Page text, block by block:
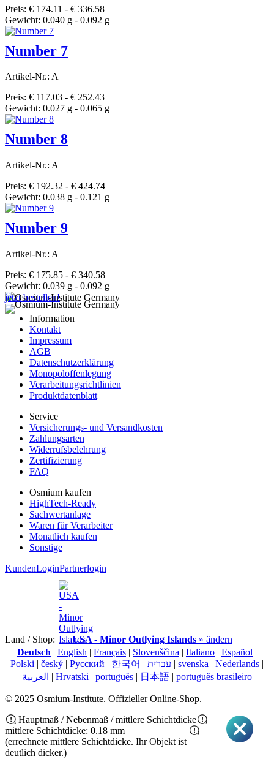
Preis: € 174.11 - € 336.58
Gewicht: 0.040 g - 0.092 g
Number 7
Artikel-Nr.: A
Preis: € 117.03 - € 252.43
Gewicht: 0.027 g - 0.065 g
Number 8
Artikel-Nr.: A
Preis: € 192.32 - € 424.74
Gewicht: 0.038 g - 0.121 g
Number 9
Artikel-Nr.: A
Preis: € 175.85 - € 340.58
Gewicht: 0.039 g - 0.092 g
jetzt bestellen!
Information
Kontakt
Impressum
AGB
Datenschutzerklärung
Monopoloffenlegung
Verarbeitungsrichtlinien
Produktdatenblatt
Service
Versicherungs- und Versandkosten
Zahlungsarten
Widerrufsbelehrung
Zertifizierung
FAQ
Osmium kaufen
HighTech-Ready
Sachwertanlage
Waren für Verarbeiter
Monatlich kaufen
Sonstige
KundenLoginPartnerlogin
Land / Shop: USA - Minor Outlying Islands » ändern
Deutsch | English | Français | Slovenščina | Italiano | Español |
Polski | český | Pусский | 한국어 | עברית | svenska | Nederlands |
العربية | Hrvatski | português | 日本語 | português brasileiro
© 2025 Osmium-Institute. Offizieller Online-Shop.
Hauptmaß / Nebenmaß / mittlere Schichtdicke
mittlere Schichtdicke: 0.18 mm
(errechnete mittlere Schichtdicke. Ihr Objekt ist
deutlich dicker.)